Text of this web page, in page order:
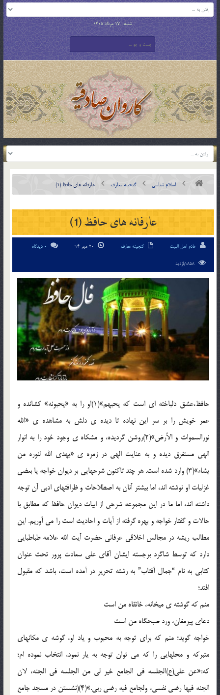
شنبه , 17 مرداد 1405
اسلام شناسی گنجینه معارف عارفانه های حافظ (1)
عارفانه های حافظ (1)
خادم اهل البیت گنجینه معارف 0 دیدگاه
حافظ،عشق دلباخته ای است که یحبهم»(1)او را به «یحبونه» کشانده و
عمر خویش را بر سر این نهاده تا دیده ی دلش به مشاهده ی «الله
نورالسموات و الأرض»(2)روشن گردیده، و مشکاه ی وجود خود را به انوار
الهی مستغرق دیده و به عنایت الهی در زمره ی «یهدی الله لنوره من
یشاء»(3) وارد شده است. هر چند تاکنون شرحهایی بر دیوان خواجه یا بعضی
غزلیات او نوشته اند، اما بیشتر آنان به اصطلاحات و ظرافتهای ادبی آن توجه
داشته اند، اما ما در این مجموعه شرحی از ابیات دیوان حافظ که مطابق با
حالات و گفتار خواجه و بهره گرفته از آیات و احادیث است را می آوریم. این
مطالب ریشه در مجالس اخلاقی عرفانی حضرت آیت الله علامه طباطبایی
دارد که توسط شاگرد برجسته ایشان آقای علی سعادت پرور تحت عنوان
کتابی به نام “جمال آفتاب” به رشته تحریر در آمده است، باشد که مقبول
افتد؛
منم که گوشته ی میخانه، خانقاه من است
دعای پیرمغان، ورد صبحگاه من است
خواجه گوید؛ منم که برای توجه به محبوب و یاد او، گوشه ی مکانهای
متبرکه و محلهایی را که می توان توجه به یار نمود، انتخاب نموده ام؛
که:«عن علی(ع)الجلسه فی الجامع خیر لی من الجلسه فی الجنه، لان
الجنه فیها رضی نفسی، ولجامع فیه رضی ربی.»(4)(نشستن در مسجد جامع